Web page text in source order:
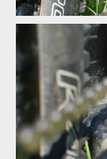
Test: All In
Test: All In